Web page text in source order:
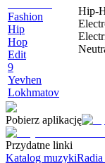
Fashion
Hip
Hop
Edit
9
Yevhen
Lokhmatov
Hip-
Pobierz aplikację
Przydatne linki
Katalog muzyki